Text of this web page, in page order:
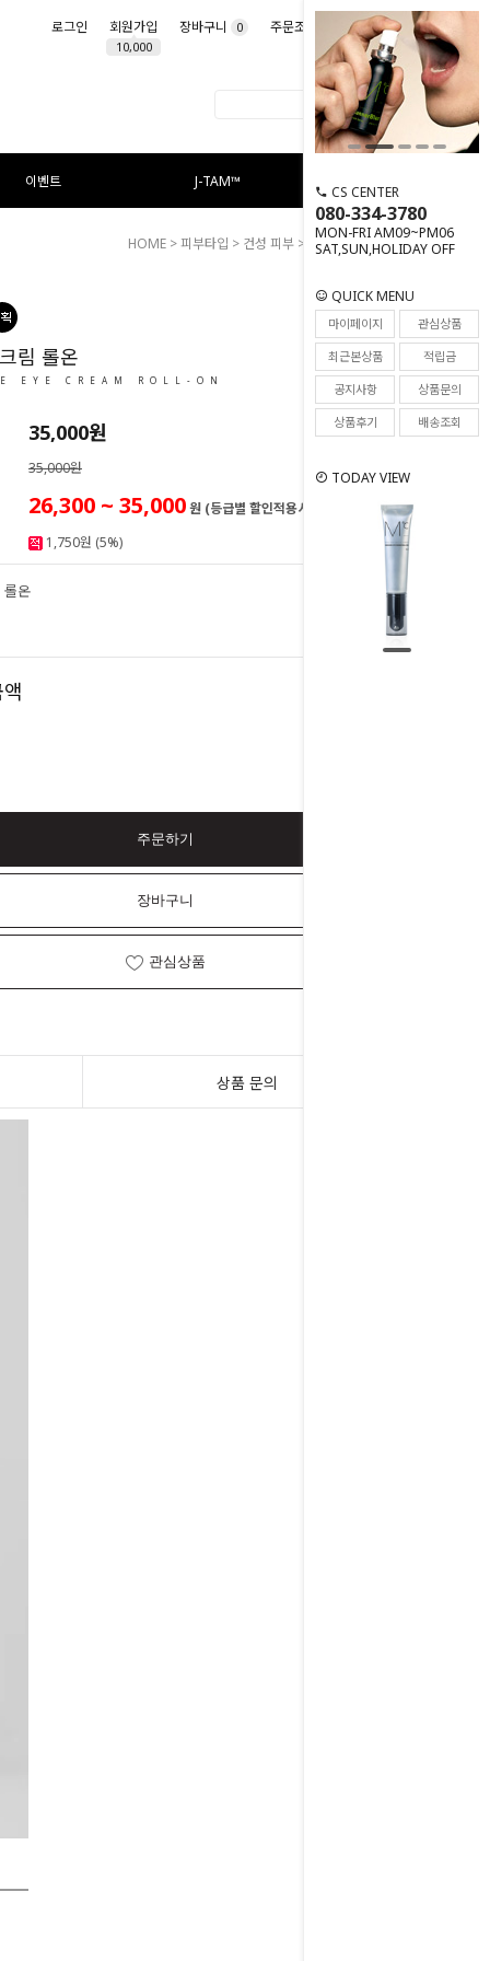
로그인 회원가입
10,000
장바구니 0 주문조회 마이페이지
이벤트 J-TAM™
CS CENTER
080-334-3780
MON-FRI AM09~PM06
SAT,SUN,HOLIDAY OFF
QUICK MENU
마이페이지
관심상품
최근본상품
적립금
공지사항
상품문의
상품후기
배송조회
TODAY VIEW
HOME >피부타입 > 건성 피부 > 멘진 아이크림 롤온
34
림 롤온
EYE CREAM ROLL-ON
35,000원
35,000원
26,300 ~ 35,000원 (등급별 할인적용시)
1,750원 (5%)
롤온
35,000원
주문하기
장바구니
관심상품
상품 문의